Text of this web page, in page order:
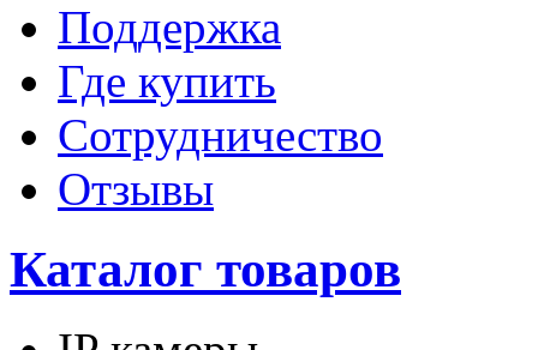
Поддержка
Где купить
Сотрудничество
Отзывы
Каталог товаров